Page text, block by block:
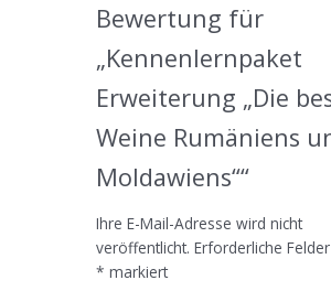
Bewertung für
„Kennenlernpaket
Erweiterung „Die
Weine Rumäniens
Moldawiens““
Ihre E-Mail-Adresse wird nicht
veröffentlicht. Erforderliche
* markiert